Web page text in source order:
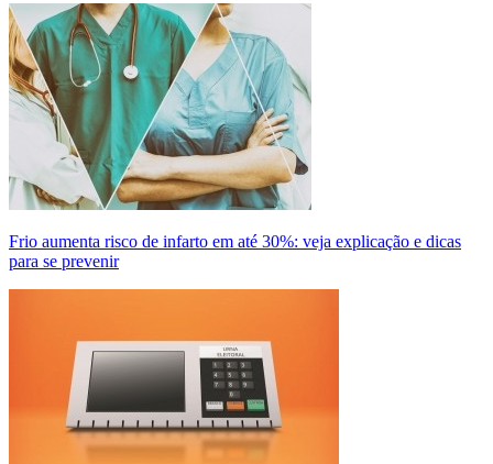
Frio aumenta risco de infarto em até 30%: veja explicação e dicas
para se prevenir